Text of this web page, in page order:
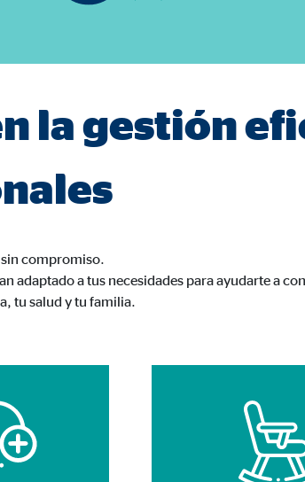
la gestión
sin compromiso.
adaptado a tus necesidades para ayudarte a
tu salud y tu familia.
el comportamiento de los usuarios en este sitio web y
de forma anónima. Si acepta las cookies
a EEUU (país que no tiene una protección legal
2, _gid